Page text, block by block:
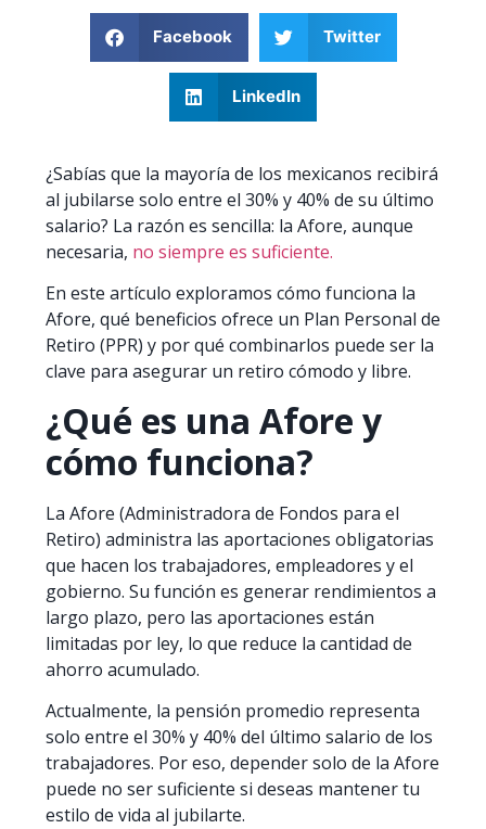
Facebook Twitter
LinkedIn
¿Sabías que la mayoría de los mexicanos recibirá
al jubilarse solo entre el 30% y 40% de su último
salario? La razón es sencilla: la Afore, aunque
necesaria, no siempre es suficiente.
En este artículo exploramos cómo funciona la
Afore, qué beneficios ofrece un Plan Personal de
Retiro (PPR) y por qué combinarlos puede ser la
clave para asegurar un retiro cómodo y libre.
¿Qué es una Afore y
cómo funciona?
La Afore (Administradora de Fondos para el
Retiro) administra las aportaciones obligatorias
que hacen los trabajadores, empleadores y el
gobierno. Su función es generar rendimientos a
largo plazo, pero las aportaciones están
limitadas por ley, lo que reduce la cantidad de
ahorro acumulado.
Actualmente, la pensión promedio representa
solo entre el 30% y 40% del último salario de los
trabajadores. Por eso, depender solo de la Afore
puede no ser suficiente si deseas mantener tu
estilo de vida al jubilarte.